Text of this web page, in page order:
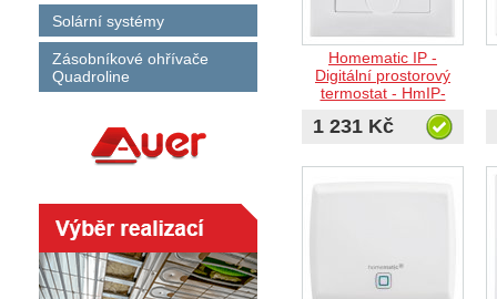
Solární systémy
Zásobníkové ohřívače
Quadroline
Homematic IP -
Digitální prostorový
termostat - HmIP-
1 231 Kč